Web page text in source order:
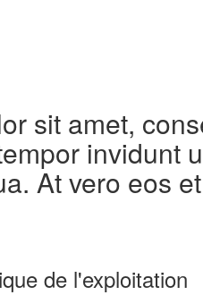
sit amet,
invidunt
At vero eos
de l'exploitation